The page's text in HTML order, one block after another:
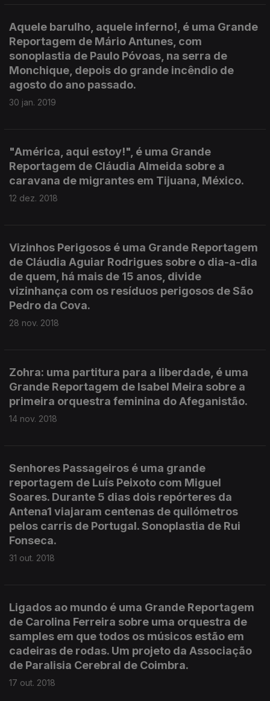
Aquele barulho, aquele inferno!, é uma Grande
Reportagem de Mário Antunes, com
sonoplastia de Paulo Póvoas, na serra de
Monchique, depois do grande incêndio de
agosto do ano passado.
30 jan. 2019
"América, aqui estoy!", é uma Grande
Reportagem de Cláudia Almeida sobre a
caravana de migrantes em Tijuana, México.
12 dez. 2018
Vizinhos Perigosos é uma Grande Reportagem
de Cláudia Aguiar Rodrigues sobre o dia-a-dia
de quem, há mais de 15 anos, divide
vizinhança com os resíduos perigosos de São
Pedro da Cova.
28 nov. 2018
Zohra: uma partitura para a liberdade, é uma
Grande Reportagem de Isabel Meira sobre a
primeira orquestra feminina do Afeganistão.
14 nov. 2018
Senhores Passageiros é uma grande
reportagem de Luís Peixoto com Miguel
Soares. Durante 5 dias dois repórteres da
Antena1 viajaram centenas de quilómetros
pelos carris de Portugal. Sonoplastia de Rui
Fonseca.
31 out. 2018
Ligados ao mundo é uma Grande Reportagem
de Carolina Ferreira sobre uma orquestra de
samples em que todos os músicos estão em
cadeiras de rodas. Um projeto da Associação
de Paralisia Cerebral de Coimbra.
17 out. 2018